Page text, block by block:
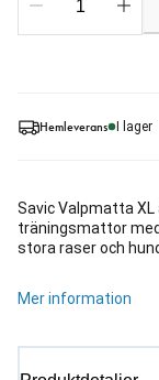
Hemleverans I lager
Savic Valpmatta
träningsmattor
stora raser och
Mer information